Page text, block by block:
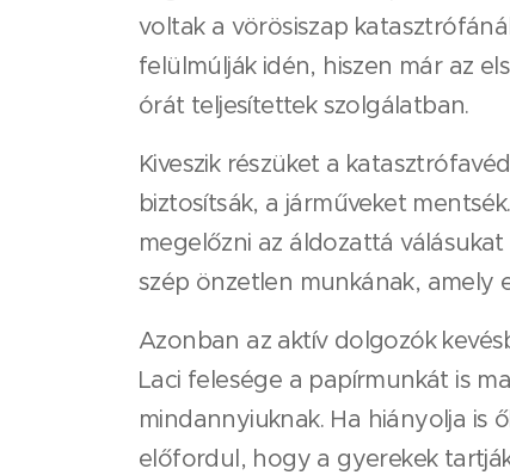
voltak a vörösiszap
felülmúlják idén, hiszen már az
órát teljesítettek szolgálatban.
Kiveszik részüket a
biztosítsák, a járműveket
megelőzni az áldozattá
szép önzetlen munkának, amely
Azonban az aktív dolgozók
Laci felesége a papírmunkát is
mindannyiuknak. Ha hiányolja is
előfordul, hogy a gyerekek